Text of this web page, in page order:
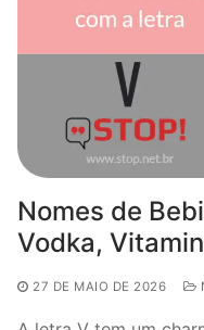
Nomes de
Vodka,
27 DE MAIO DE 2026